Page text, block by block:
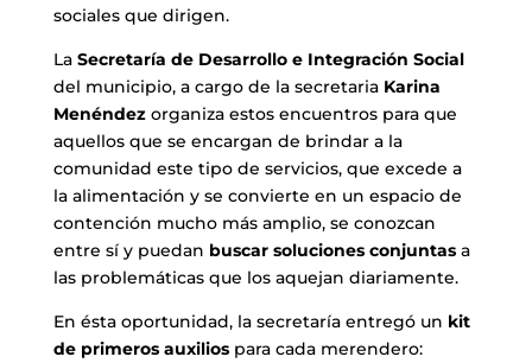
sociales que dirigen.
La Secretaría de Desarrollo e Integración Social
del municipio, a cargo de la secretaria Karina
Menéndezorganiza estos encuentros para que
aquellos que se encargan de brindar a la
comunidad este tipo de servicios, que excede a
la alimentación y se convierte en un espacio de
contención mucho más amplio, se conozcan
entre sí y puedan buscar soluciones conjuntasa
las problemáticas que los aquejan diariamente.
En ésta oportunidad, la secretaría entregó un kit
de primeros auxiliospara cada merendero: